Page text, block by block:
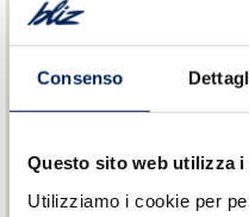
Consenso
Questo sito web utilizza i
Utilizziamo i cookie per
*ANNI E CHILOMETRI
VETTURA E IL PIANO
DELL’INTERVALLO
CHILOMETRAGGIO
Veicoli Termici